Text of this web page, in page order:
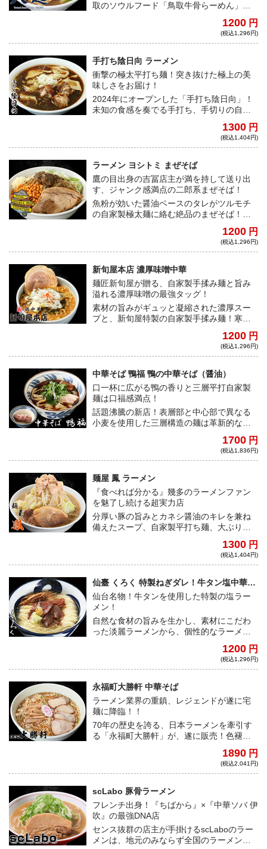
取のソウルフード「鳥取牛骨らーめん」。
凝縮された旨みが、口腔内で爆発する！
1200 円
(税込1,296円)
手打ち陰日向 ラーメン
衝撃の極太平打ち麺！突き抜けた極上の美
味しさをお届け！
2024年にオープンした「手打ち陰日向」！
未知の食感を奏でる手打ち、手切りの自家
てない新たな衝撃をご自宅にお届け！1300 円
(税込1,404円)
ラーメン ヨシトミ まぜそば
鷹の目出身の吉冨店主が満を持して送り出
す、ジャンク感満点の二郎系まぜそば！
魚粉が効いた醤油ベースのタレがツルモチ
の自家製極太麺に絡む絶品のまぜそば！ト
1200 円
(税込1,296円)
新旬屋本店 濃厚味噌中華
麺匠新旬屋が贈る、自家製手揉み麺と旨み
溢れる濃厚味噌の最強タッグ！
素材の旨みがギュッと凝縮された濃厚スー
プと、新旬屋特製の自家製手揉み麺！寒い
1200 円
(税込1,296円)
中華そば 鴨福 鴨の中華そば（醤油）
口一杯に広がる鴨の香りと三層平打自家製
麺は口福感満点！
話題沸騰の新店！表層部と中心部で異なる
小麦を使用した三層構造の麺は革新的な食
麺と香りが豊かな鴨出汁のマリアージュを
1700 円
(税込1,836円)
麺屋 鳳 ラーメン
『食べれば分かる』幾多のラーメンファン
を魅了し続ける超実力店
分厚い豚の旨みとカネシ醤油のキレを兼ね
備えたスープ、自家製平打ち麺、大ぶりな
1300 円
(税込1,404円)
仙臺 くろく 特製ねぎダレ！牛タン塩中華そ
ば
仙台名物！牛タンを使用した特製の塩ラー
メン！
自然な食材の旨みを生かし、素材にこだわ
った淡麗ラーメンから、個性的なラーメン
くろく」が宅麺に登場！貝や鶏の出汁をベ
ースに特製のネギだれやレモンマリネがア
で！！
1200 円
(税込1,296円)
永福町大勝軒 中華そば
ラーメン業界の重鎮、レジェンドが遂に宅
麺に降臨！！
70年の歴史を誇る、日本ラーメンを牽引す
る「永福町大勝軒」が、遂に販売！色褪せ
オールドファンからも若い世代からも厚い
1890 円
(税込2,041円)
scLabo 豚骨ラーメン
フレンチ出身！『ちばから』×『中華ソバ 伊
吹』の最強DNA店
センス抜群の店主が手掛けるscLaboのラー
メンは、地元のみならず全国のラーメンフ